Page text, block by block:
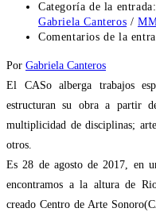
Categoría de la entrada:
Gabriela Canteros /
Comentarios de la
Por Gabriela Canteros
El CASo alberga trabajos
estructuran su obra a partir
multiplicidad de disciplinas;
otros.
Es 28 de agosto de 2017, en
encontramos a la altura de
creado Centro de Arte